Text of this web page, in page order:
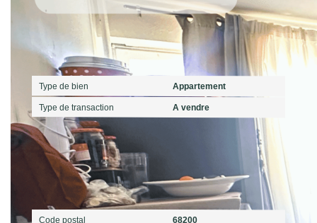
Général
Type de bien Appartement
Type de transaction A vendre
Localisation
Code postal 68200